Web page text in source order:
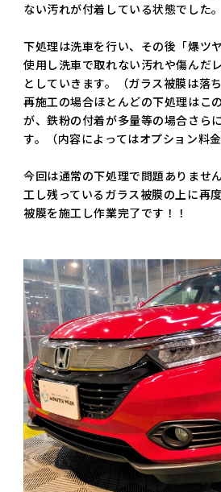
ない汚れが付着している状態でした。
下処理は洗車を行い、その後「爆ツ
使用し洗車で取れない汚れや傷んだ
としていきます。（ガラス被膜は落
再施工の場合ほとんどの下処理はこ
が、鉄粉の付着が多量等の場合さら
す。（内容によってはオプション料金
今回は通常の下処理で問題ありませ
工し残っているガラス被膜の上に再
被膜を施工し作業完了です！！